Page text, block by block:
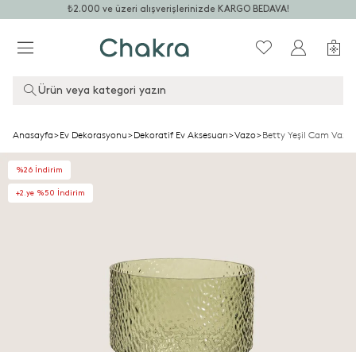
₺2.000 ve üzeri alışverişlerinizde KARGO BEDAVA!
Ürün veya kategori yazın
Anasayfa>Ev Dekorasyonu>Dekoratif Ev Aksesuarı>Vazo>Betty Yeşil Cam
%26 İndirim
+2.ye %50 İndirim